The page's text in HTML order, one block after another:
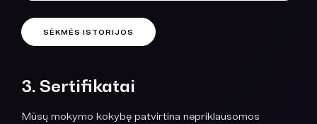
SĖKMĖS ISTORIJOS
3. Sertifikatai
Mūsų mokymo kokybę patvirtina nepriklausomos